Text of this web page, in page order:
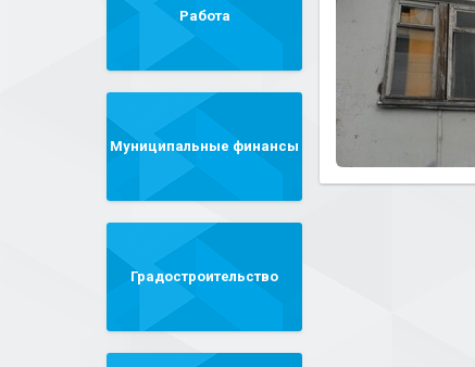
Работа
Муниципальные финансы
Градостроительство